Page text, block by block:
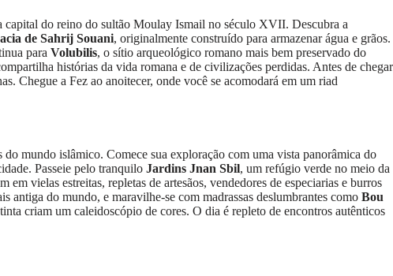
capital do reino do sultão Moulay Ismail no século XVII. Descubra a
de Sahrij Souani, originalmente construído para armazenar água e grãos.
para Volubilis, o sítio arqueológico romano mais bem preservado do
histórias da vida romana e de civilizações perdidas. Antes de chegar
Chegue a Fez ao anoitecer, onde você se acomodará em um riad
do mundo islâmico. Comece sua exploração com uma vista panorâmica do
Passeie pelo tranquilo Jardins Jnan Sbil, um refúgio verde no meio da
vielas estreitas, repletas de artesãos, vendedores de especiarias e burros
antiga do mundo, e maravilhe-se com madrassas deslumbrantes como Bou
criam um caleidoscópio de cores. O dia é repleto de encontros autênticos